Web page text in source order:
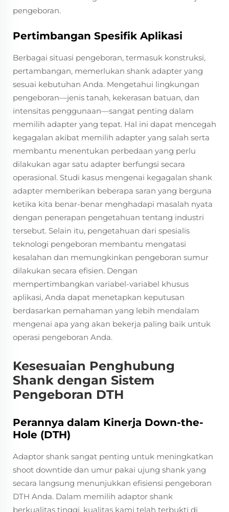
pengeboran.
Pertimbangan Spesifik Aplikasi
Berbagai situasi pengeboran, termasuk konstruksi,
pertambangan, memerlukan shank adapter yang
sesuai kebutuhan Anda. Mengetahui lingkungan
pengeboran—jenis tanah, kekerasan batuan, dan
intensitas penggunaan—sangat penting dalam
memilih adapter yang tepat. Hal ini dapat mencegah
kegagalan akibat memilih adapter yang salah serta
membantu menentukan perbedaan yang perlu
dilakukan agar satu adapter berfungsi secara
operasional. Studi kasus mengenai kegagalan shank
adapter memberikan beberapa saran yang berguna
ketika kita benar-benar menghadapi masalah nyata
dengan penerapan pengetahuan tentang industri
tersebut. Selain itu, pengetahuan dari spesialis
teknologi pengeboran membantu mengatasi
kesalahan dan memungkinkan pengeboran sumur
dilakukan secara efisien. Dengan
mempertimbangkan variabel-variabel khusus
aplikasi, Anda dapat menetapkan keputusan
berdasarkan pemahaman yang lebih mendalam
mengenai apa yang akan bekerja paling baik untuk
operasi pengeboran Anda.
Kesesuaian Penghubung
Shank dengan Sistem
Pengeboran DTH
Perannya dalam Kinerja Down-the-
Hole (DTH)
Adaptor shank sangat penting untuk meningkatkan
shoot downtide dan umur pakai ujung shank yang
secara langsung menunjukkan efisiensi pengeboran
DTH Anda. Dalam memilih adaptor shank
berkualitas tinggi, kualitas kami telah terbukti di